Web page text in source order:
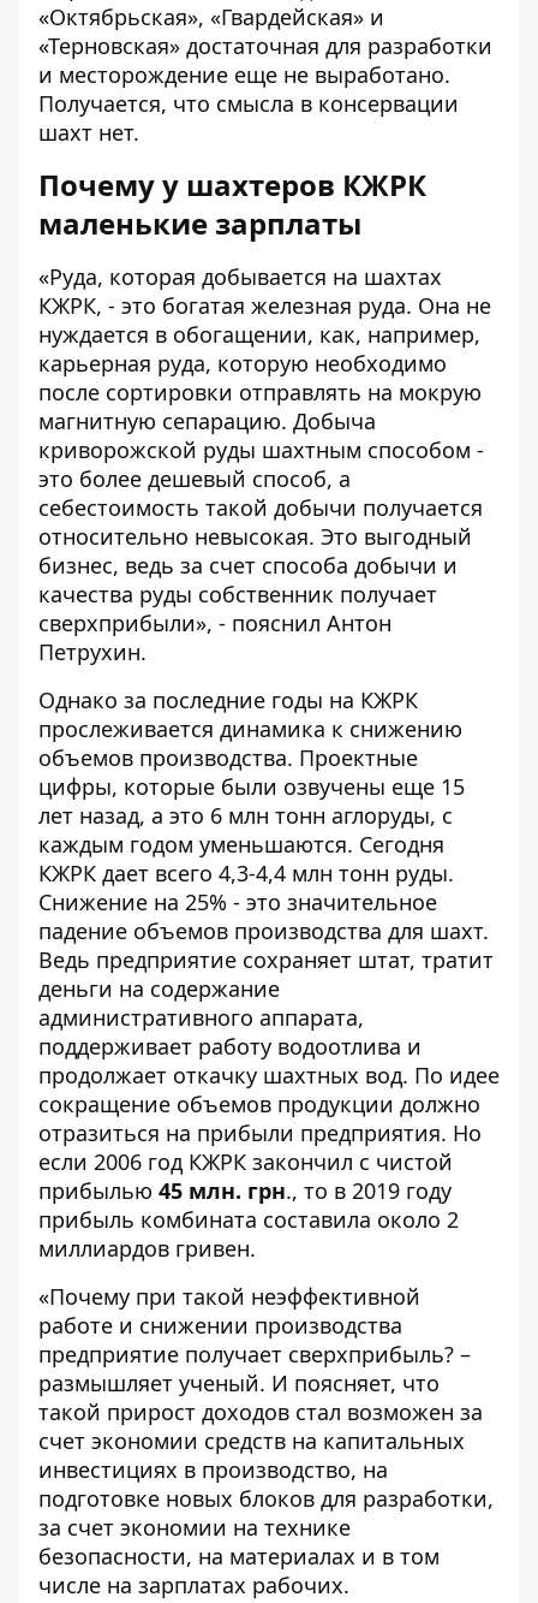
«Октябрьская», «Гвардейская» и
«Терновская» достаточная для разработки
и месторождение еще не выработано.
Получается, что смысла в консервации
шахт нет.
Почему у шахтеров КЖРК
маленькие зарплаты
«Руда, которая добывается на шахтах
КЖРК, - это богатая железная руда. Она не
нуждается в обогащении, как, например,
карьерная руда, которую необходимо
после сортировки отправлять на мокрую
магнитную сепарацию. Добыча
криворожской руды шахтным способом -
это более дешевый способ, а
себестоимость такой добычи получается
относительно невысокая. Это выгодный
бизнес, ведь за счет способа добычи и
качества руды собственник получает
сверхприбыли», - пояснил Антон
Петрухин.
Однако за последние годы на КЖРК
прослеживается динамика к снижению
объемов производства. Проектные
цифры, которые были озвучены еще 15
лет назад, а это 6 млн тонн аглоруды, с
каждым годом уменьшаются. Сегодня
КЖРК дает всего 4,3-4,4 млн тонн руды.
Снижение на 25% - это значительное
падение объемов производства для шахт.
Ведь предприятие сохраняет штат, тратит
деньги на содержание
административного аппарата,
поддерживает работу водоотлива и
продолжает откачку шахтных вод. По идее
сокращение объемов продукции должно
отразиться на прибыли предприятия. Но
если 2006 год КЖРК закончил с чистой
прибылью 45 млн. грн., то в 2019 году
прибыль комбината составила около 2
миллиардов гривен.
«Почему при такой неэффективной
работе и снижении производства
предприятие получает сверхприбыль? –
размышляет ученый. И поясняет, что
такой прирост доходов стал возможен за
счет экономии средств на капитальных
инвестициях в производство, на
подготовке новых блоков для разработки,
за счет экономии на технике
безопасности, на материалах и в том
числе на зарплатах рабочих.